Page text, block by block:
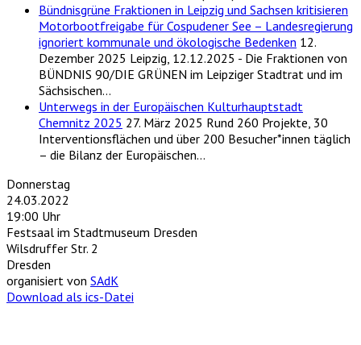
Bündnisgrüne Fraktionen in Leipzig und Sachsen kritisieren
Motorbootfreigabe für Cospudener See – Landesregierung
ignoriert kommunale und ökologische Bedenken 12.
Dezember 2025 Leipzig, 12.12.2025 - Die Fraktionen von
BÜNDNIS 90/DIE GRÜNEN im Leipziger Stadtrat und im
Sächsischen…
Unterwegs in der Europäischen Kulturhauptstadt
Chemnitz 2025 27. März 2025 Rund 260 Projekte, 30
Interventionsflächen und über 200 Besucher*innen täglich
– die Bilanz der Europäischen…
Donnerstag
24.03.2022
19:00 Uhr
Festsaal im Stadtmuseum Dresden
Wilsdruffer Str. 2
Dresden
organisiert von SAdK
Download als ics-Datei